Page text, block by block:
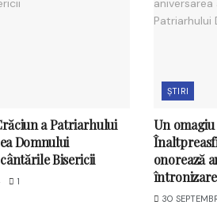
a Patriarhului
Domnului
Bisericii
1
ȘTIRI
Un
onorează
30